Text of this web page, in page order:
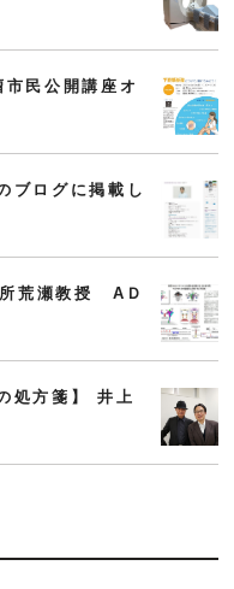
市民公開講座オ
ブログに掲載し
荒瀬教授 AＤ
処方箋】 井上